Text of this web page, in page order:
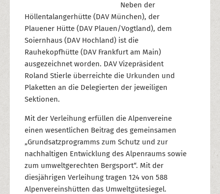
Neben der
Höllentalangerhütte (DAV München), der
Plauener Hütte (DAV Plauen/Vogtland), dem
Soiernhaus (DAV Hochland) ist die
Rauhekopfhütte (DAV Frankfurt am Main)
ausgezeichnet worden. DAV Vizepräsident
Roland Stierle überreichte die Urkunden und
Plaketten an die Delegierten der jeweiligen
Sektionen.
Mit der Verleihung erfüllen die Alpenvereine
einen wesentlichen Beitrag des gemeinsamen
„Grundsatzprogramms zum Schutz und zur
nachhaltigen Entwicklung des Alpenraums sowie
zum umweltgerechten Bergsport“. Mit der
diesjährigen Verleihung tragen 124 von 588
Alpenvereinshütten das Umweltgütesiegel.